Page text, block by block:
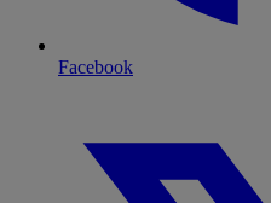
Facebook